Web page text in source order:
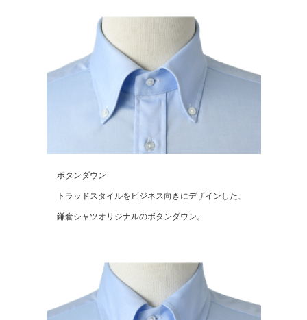
ボタンダウン
トラッドスタイルをビジネス向きにデザインした、
鎌倉シャツオリジナルのボタンダウン。